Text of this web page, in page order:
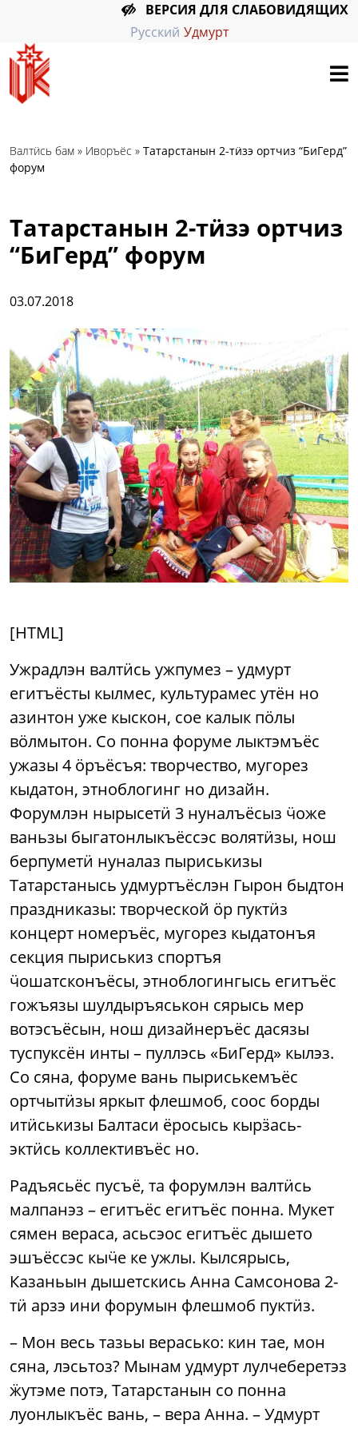
Русский Удмурт
ВЕРСИЯ ДЛЯ СЛАБОВИДЯЩИХ
Валтӥсь бам » Иворъёс » Татарстанын 2-тӥзэ ортчиз “БиГерд”
форум
Татарстанын 2-тӥзэ ортчиз
“БиГерд” форум
03.07.2018
[HTML]
Ужрадлэн валтӥсь ужпумез – удмурт
егитъёсты кылмес, культурамес утён но
азинтон уже кыскон, сое калык пӧлы
вӧлмытон. Со понна форуме лыктэмъёс
ужазы 4 ӧръёсъя: творчество, мугорез
кыдатон, этноблогинг но дизайн.
Форумлэн нырысетӥ 3 нуналъёсыз ӵоже
ваньзы быгатонлыкъёссэс волятӥзы, нош
берпуметӥ нуналаз пыриськизы
Татарстанысь удмуртъёслэн Гырон быдтон
праздниказы: творческой ӧр пуктӥз
концерт номеръёс, мугорез кыдатонъя
секция пыриськиз спортъя
ӵошатсконъёсы, этноблогингысь егитъёс
гожъязы шулдыръяськон сярысь мер
вотэсъёсын, нош дизайнеръёс дасязы
туспуксён инты – пуллэсь «БиГерд» кылэз.
Со сяна, форуме вань пыриськемъёс
ортчытӥзы яркыт флешмоб, соос борды
итӥськизы Балтаси ёросысь кырӟась-
эктӥсь коллективъёс но.
Радъясьёс пусъё, та форумлэн валтӥсь
малпанэз – егитъёс егитъёс понна. Мукет
сямен вераса, асьсэос егитъёс дышето
эшъёссэс кыӵе ке ужлы. Кылсярысь,
Казаньын дышетскись Анна Самсонова 2-
тӥ арзэ ини форумын флешмоб пуктӥз.
– Мон весь тазьы верасько: кин тае, мон
сяна, лэсьтоз? Мынам удмурт лулчеберетэз
ӝутэме потэ, Татарстанын со понна
луонлыкъёс вань, – вера Анна. – Удмурт